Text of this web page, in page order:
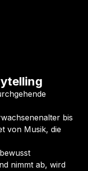
bis
von Musik, die
nimmt ab, wird